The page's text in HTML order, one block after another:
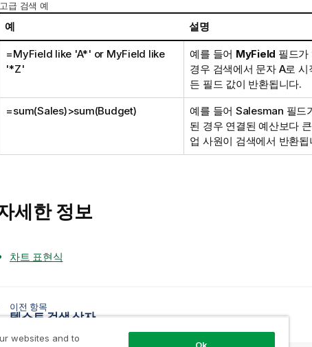
고급 검색 예
예 설명
=MyField like 'A*' or MyField like
'*Z'
예를 들어 MyField 필드가
경우 검색에서 문자 A로
든 필드 값이 반환됩니다.
=sum(Sales)>sum(Budget)
예를 들어 Salesman 필드
된 경우 연결된 예산보다
업 사원이 검색에서 반환됩
세한 정보
차트 표현식
이전 항목
텍스트 검색 상자
websites and to